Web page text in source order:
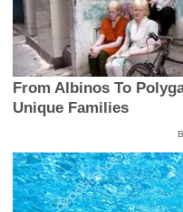
From Albinos To
Unique Families